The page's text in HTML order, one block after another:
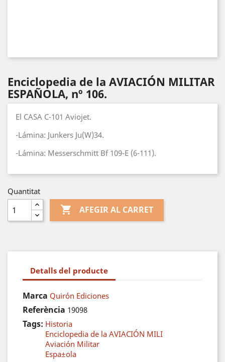
Enciclopedia de la AVIACIÓN MILITAR
ESPAÑOLA, nº 106.
El CASA C-101 Aviojet.
-Lámina: Junkers Ju(W)34.
-Lámina: Messerschmitt Bf 109-E (6-111).
Quantitat
 AFEGIR AL CARRET
Detalls del producte
Marca Quirón Ediciones
Referència 19098
Tags: Historia
Enciclopedia de la AVIACIÓN MILI
Aviación Militar
Espa±ola